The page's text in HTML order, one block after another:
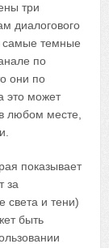
три
диалогового
самые темные
по
они по
это может
любом месте,
показывает
за
света и тени)
быть